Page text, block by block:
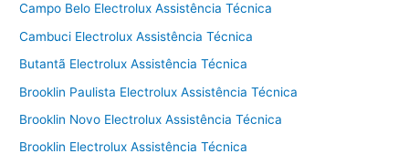
Campo Belo Electrolux Assistência Técnica
Cambuci Electrolux Assistência Técnica
Butantã Electrolux Assistência Técnica
Brooklin Paulista Electrolux Assistência Técnica
Brooklin Novo Electrolux Assistência Técnica
Brooklin Electrolux Assistência Técnica